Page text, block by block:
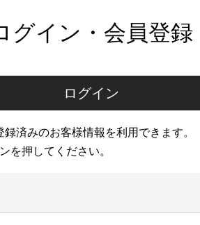
グイン・会員登録
ログイン
済みのお客様情報を利用できます。
を押してください。